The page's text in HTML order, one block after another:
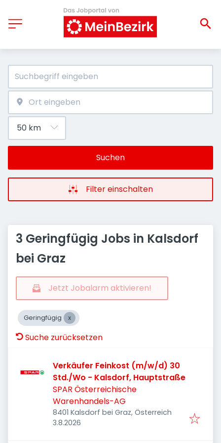
Suchen
Filter einschalten
3 Geringfügig Jobs in Kalsdorf
bei Graz
Jetzt Jobalarm aktivieren!
Geringfügig
Suche zurücksetzen
Verkäufer Feinkost (m/w/d) 30
Std./Wo - Kalsdorf, Hauptstraße
SPAR Österreichische
Warenhandels-AG
8401 Kalsdorf bei Graz, Österreich
Veröffentlicht
3.8.2026